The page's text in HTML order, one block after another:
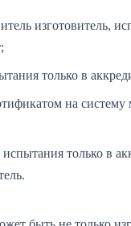
изготовитель,
только в
на
только в